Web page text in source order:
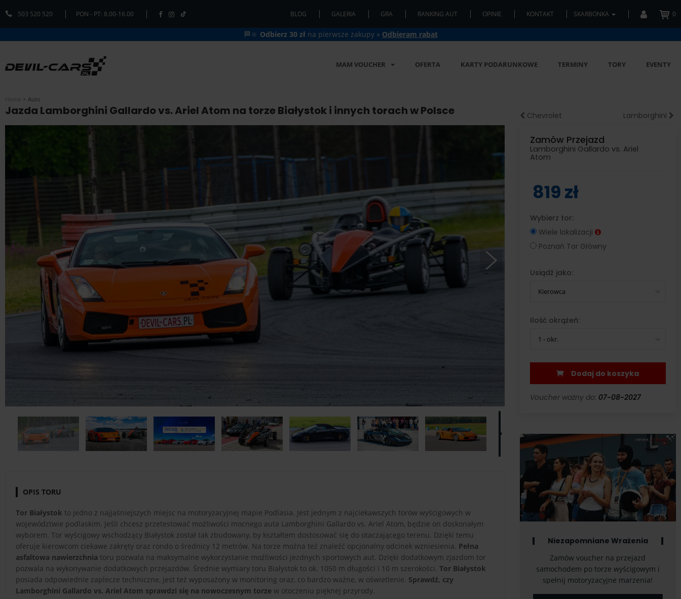
503 520 520 PON - PT: 8.00-16.00 BLOG GALERIA GRA RANKING AUT OPINIE KONTAKT SKARBONKA 0
🏁🔆 Odbierz 30 zł na pierwsze zakupy » Odbieram rabat
MAM VOUCHER OFERTA KARTY PODARUNKOWE TERMINY TORY EVENTY
Home Auto
Jazda Lamborghini Gallardo vs. Ariel Atom na torze Białystok i innych torach w Polsce
OPIS TORU
Tor Białystok to jedno z najjaśniejszych miejsc na motoryzacyjnej mapie Podlasia. Jest jednym z najciekawszych torów wyścigowych w
województwie podlaskim. Jeśli chcesz przetestować możliwości mocnego auta Lamborghini Gallardo vs. Ariel Atom, będzie on doskonałym
wyborem. Tor wyścigowy wschodzący Białystok został tak zbudowany, by kształtem dostosować się do otaczającego terenu. Dzięki temu
oferuje kierowcom ciekawe zakręty oraz rondo o średnicy 12 metrów. Na torze można też znaleźć opcjonalny odcinek wzniesienia. Pełna
asfaltowa nawierzchnia toru pozwala na maksymalne wykorzystanie możliwości jezdnych sportowych aut. Dzięki dodatkowym zjazdom tor
pozwala na wykonywanie dodatkowych przejazdów. Średnie wymiary toru Białystok to ok. 1050 m długości i 10 m szerokości. Tor Białystok
posiada odpowiednie zaplecze techniczne, jest też wyposażony w monitoring oraz, co bardzo ważne, w oświetlenie. Sprawdź, czy
Lamborghini Gallardo vs. Ariel Atom sprawdzi się na nowoczesnym torze w otoczeniu pięknej przyrody.
Chevrolet Lamborghini
Zamów Przejazd
Lamborghini Gallardo vs. Ariel
Atom
819 zł
Wybierz tor:
Wiele lokalizacji
Poznań Tor Główny
Usiądź jako:
Kierowca
Ilość okrążeń:
1 - okr.
Dodaj do koszyka
Voucher ważny do: 07-08-2027
Niezapomniane Wrażenia
Zamów voucher na przejazd
samochodem po torze wyścigowym i
spełnij motoryzacyjne marzenia!